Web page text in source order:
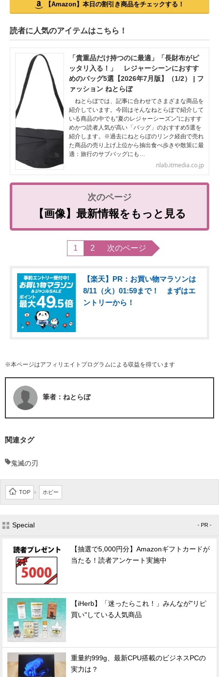
【Amazon】本日の割引き商品をチェックする！
読者に人気のアイテムはこちら！
「貴重品だけ持つのに最適」「長財布がピ
ッタリ入る！」 レジャーシーンにおすす
めのバッグ5選【2026年7月版】（1/2） | フ
ァッション ねとらぼ
ねとらぼでは、記事に合わせてさまざまな商品を
紹介しています。今回はそんなねとらぼで紹介して
いる商品の中でも“夏のレジャーシーズン”におすす
めかつ読者人気が高い「バッグ」のおすすめ5選を
紹介します。※過去にねとらぼのリンク経由で売れ
た商品の売り上げ上位から抽出食べ歩きや散策に最
適：旅行のサブバッグにも…
nlab.itmedia.co.jp
【画像】最新情報をもっと見る
1 2 次のページ
【楽天】PR：お買い物マラソンは
8/11（火）01:59まで！ まずはエ
ントリーから！
※本ページはアフィリエイトプログラムによる収益を得ています
筆者：ねとらぼ
関連タグ
鬼滅の刃
TOP > ホビー
Special - PR -
【抽選で5,000円分】Amazonギフトカードが
当たる！読者アンケート実施中
【iHerb】「迷ったらこれ！」みんなが"リピ
買い"している人気商品
重量約999g、最新CPU搭載のビジネスPCの
実力は？